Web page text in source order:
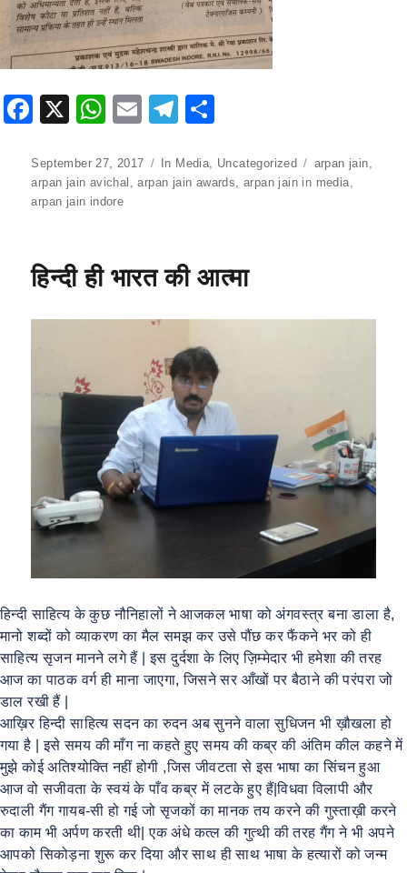
F
c
e
o
o
k
X
W
at
s
p
E
ai
l
T
e
gr
m
ar
e
Posted
on
September 27, 2017 Categories
In Media, Uncategorized Tags
arpan jain,
arpan jain avichal ,arpan jain awards,arpan jain in media,
arpan jain indore
हिन्दी ही भारत की आत्मा
हिन्दी साहित्य के कुछ नौनिहालों ने आजकल भाषा को अंगवस्त्र बना डाला है,
मानो शब्दों को व्याकरण का मैल समझ कर उसे पौंछ कर फैंकने भर को ही
साहित्य सृजन मानने लगे हैं | इस दुर्दशा के लिए ज़िम्मेदार भी हमेशा की तरह
आज का पाठक वर्ग ही माना जाएगा, जिसने सर आँखों पर बैठाने की परंपरा जो
डाल रखी हैं |
आख़िर हिन्दी साहित्य सदन का रुदन अब सुनने वाला सुधिजन भी ख़ौखला हो
गया है | इसे समय की माँग ना कहते हुए समय की कब्र की अंतिम कील कहने में
मुझे कोई अतिश्योक्ति नहीं होगी ,जिस जीवटता से इस भाषा का सिंचन हुआ
आज वो सजीवता के स्वयं के पाँव कब्र में लटके हुए हैं|विधवा विलापी और
रुदाली गैंग गायब-सी हो गई जो सृजकों का मानक तय करने की गुस्ताख़ी करने
का काम भी अर्पण करती थी| एक अंधे कत्ल की गुत्थी की तरह गैंग ने भी अपने
आपको सिकोड़ना शुरू कर दिया और साथ ही साथ भाषा के हत्यारों को जन्म